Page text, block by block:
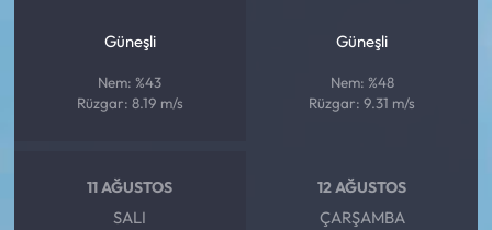
Güneşli
Nem: %43
Rüzgar: 8.19 m/s
Güneşli
Nem: %48
Rüzgar: 9.31 m/s
11 AĞUSTOS
SALI
12 AĞUSTOS
ÇARŞAMBA